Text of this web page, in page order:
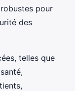
pour
des
telles que